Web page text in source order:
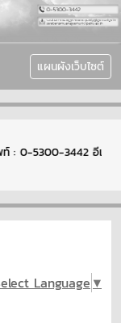
แผนผังเว็บไซต์
0-5300-3442 อีเม
Language ▼